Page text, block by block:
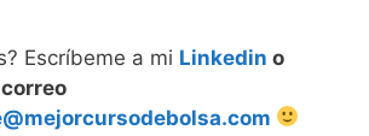
Escríbeme a mi Linkedin o